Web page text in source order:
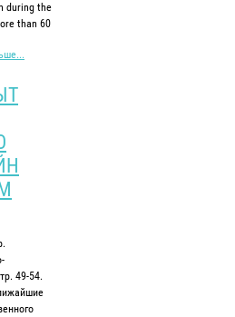
during the
than 60
49-54.